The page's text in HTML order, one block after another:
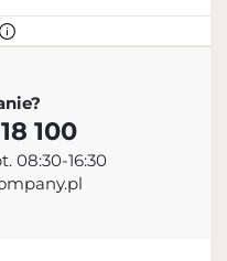
100
08:30-16:30